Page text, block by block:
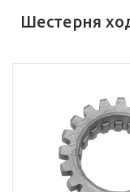
Шестерня